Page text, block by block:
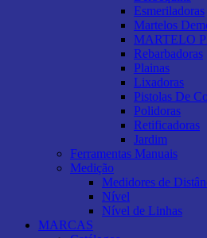
Esmeriladoras
Martelos
MARTELO
Rebarbadoras
Plainas
Lixadoras
Pistolas De
Polidoras
Retificadoras
Jardim
Ferramentas Manuais
Medição
Medidores de
Nível
Nível de Linhas
MARCAS